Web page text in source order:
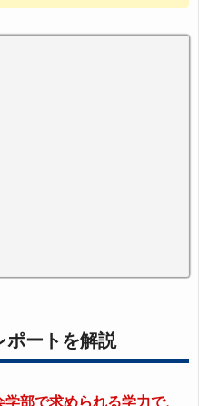
ポートを解説
部で求められる学力で、